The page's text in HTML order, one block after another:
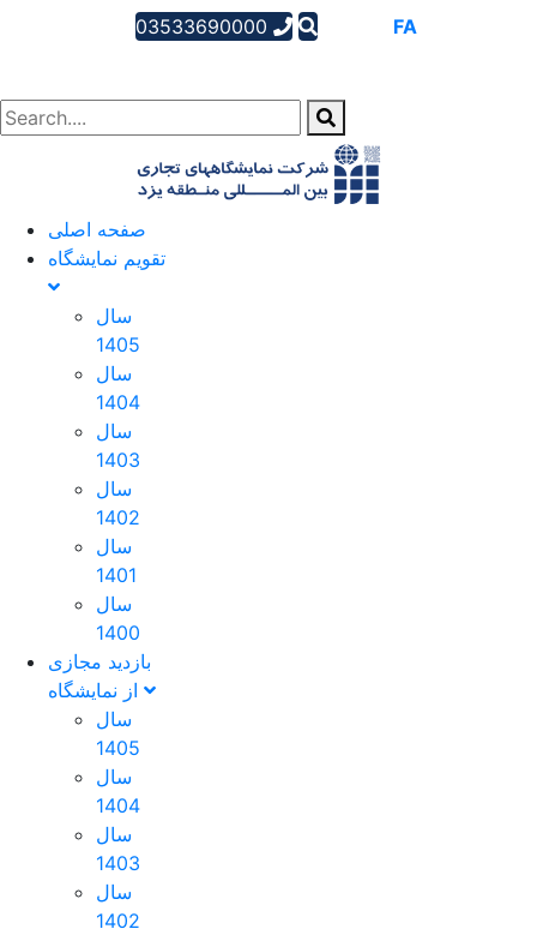
03533690000 FA
صفحه اصلی
تقویم نمایشگاه
سال
1405
سال
1404
سال
1403
سال
1402
سال
1401
سال
1400
بازدید مجازی
سال
1405
سال
1404
سال
1403
سال
1402